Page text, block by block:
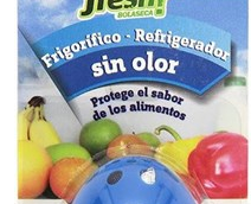
Eco Confort
Fose Septice & Întreținere
Eco Confort
BioZone
Epur
Home&Deco